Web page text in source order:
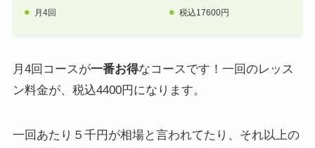
月4回
税込17600円
月4回コースが一番お得なコースです！一回のレッス
ン料金が、税込4400円になります。
一回あたり５千円が相場と言われてたり、それ以上の